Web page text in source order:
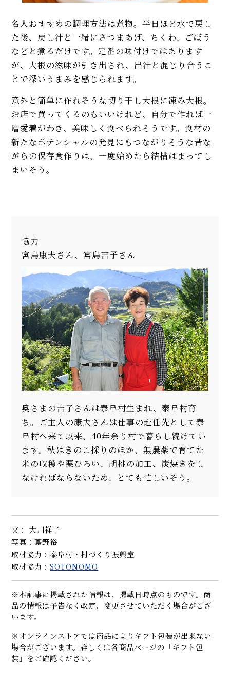
名人おすすめの調理方法は煮物。半日ほど水で戻し
た後、戻し汁と一緒にさつまあげ、ちくわ、ごぼう
などと煮るだけです。定番の味付けではあります
が、大根の滋味が引き出され、出汁と混じり合うこ
とで深いうまみを感じられます。
意外と簡単に作れそうな切り干し大根に凍み大根。
お店で買ってくるのもいいけれど、自分で作れば一
層愛着がわき、美味しく食べられそうです。食材の
新たなポテンシャルの発見にもつながりそうな昔な
がらの保存食作りは、一度始めたら結構はまってし
まいそう。
協力
宮島康夫さん、宮島吉子さん
奥さまの吉子さんは泰阜村生まれ、泰阜村育
ち。ご主人の康夫さんは仕事の赴任先として泰
阜村へ来て以来、40年余り村で暮らし続けてい
ます。秋はきのこ採りのほか、無農薬で育てた
米の収穫や栗ひろい、胡桃の加工、炭焼きをし
なければならないため、とても忙しいそう。
文： 大川祥子
写真：蔦野裕
取材協力：泰阜村・村づくり振興室
取材協力：SOTONOMO
※本記事に掲載された情報は、掲載日時点のものです。商
品の情報は予告なく改定、変更させていただく場合がござ
います。
※オンラインストアでは商品によりギフト包装が出来ない
場合がございます。詳しくは各商品ページの「ギフト包
装」をご確認ください。